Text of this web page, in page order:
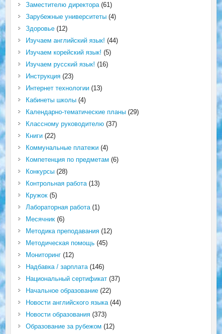
Заместителю директора(61)
Зарубежные университеты(4)
Здоровье(12)
Изучаем английский язык! (44)
Изучаем корейский язык! (5)
Изучаем русский язык! (16)
Инструкция(23)
Интернет технологии(13)
Кабинеты школы(4)
Календарно-тематические планы(29)
Классному руководителю(37)
Книги(22)
Коммунальные платежи(4)
Компетенция по предметам (6)
Конкурсы(28)
Контрольная работа(13)
Кружок(5)
Лабораторная работа(1)
Месячник(6)
Методика преподавания(12)
Методическая помощь(45)
Мониторинг(12)
Надбавка / зарплата(146)
Национальный сертификат(37)
Начальное образование(22)
Новости английского языка(44)
Новости образования(373)
Образование за рубежом (12)